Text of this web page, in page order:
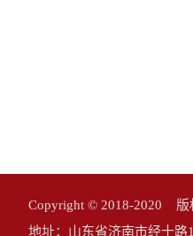
Copyright © 2018-2020
地址：山东省济南市经十